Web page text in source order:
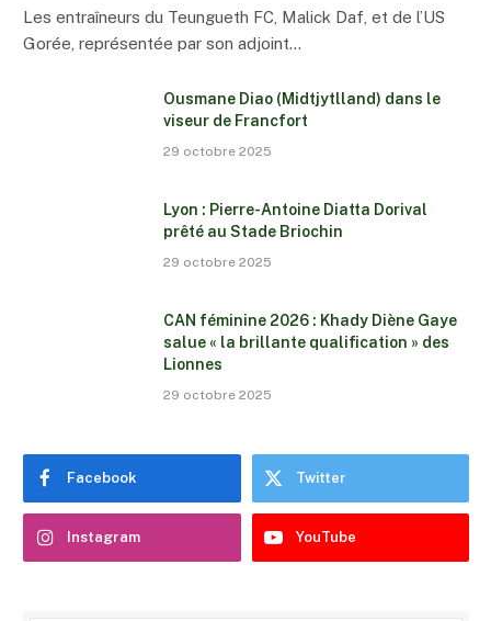
Les entraîneurs du Teungueth FC, Malick Daf, et de l’US
Gorée, représentée par son adjoint…
Ousmane Diao (Midtjytlland) dans le
viseur de Francfort
29 octobre 2025
Lyon : Pierre-Antoine Diatta Dorival
prêté au Stade Briochin
29 octobre 2025
CAN féminine 2026 : Khady Diène Gaye
salue « la brillante qualification » des
Lionnes
29 octobre 2025
Facebook Twitter
Instagram YouTube